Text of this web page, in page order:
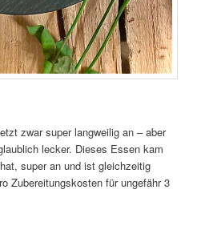
zwar super langweilig an – aber
lecker. Dieses Essen kam
super an und ist gleichzeitig
Zubereitungskosten für ungefähr 3